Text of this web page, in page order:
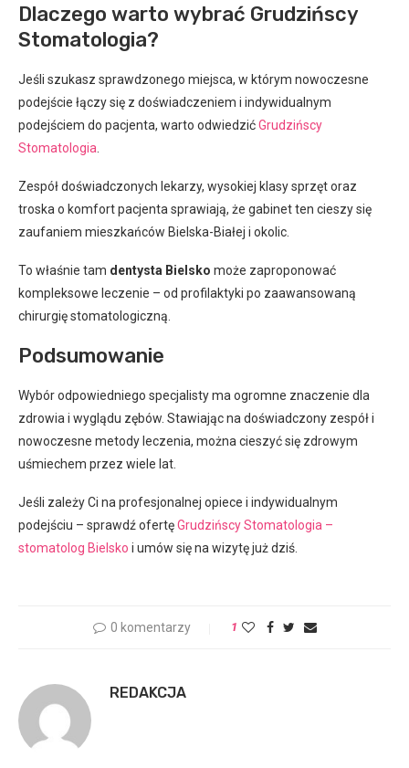
Dlaczego warto wybrać Grudzińscy
Stomatologia?
Jeśli szukasz sprawdzonego miejsca, w którym nowoczesne
podejście łączy się z doświadczeniem i indywidualnym
podejściem do pacjenta, warto odwiedzićGrudzińscy
Stomatologia
Zespół doświadczonych lekarzy, wysokiej klasy sprzęt oraz
troska o komfort pacjenta sprawiają, że gabinet ten cieszy się
zaufaniem mieszkańców Bielska-Białej i okolic.
To właśnie tam dentysta Bielsko może zaproponować
kompleksowe leczenie – od profilaktyki po zaawansowaną
chirurgię stomatologiczną.
Podsumowanie
Wybór odpowiedniego specjalisty ma ogromne znaczenie dla
zdrowia i wyglądu zębów. Stawiając na doświadczony zespół i
nowoczesne metody leczenia, można cieszyć się zdrowym
uśmiechem przez wiele lat.
Jeśli zależy Ci na profesjonalnej opiece i indywidualnym
podejściu – sprawdź ofertęGrudzińscy Stomatologia –
stomatolog Bielsko i umów się na wizytę już dziś.
0 komentarzy 1
REDAKCJA